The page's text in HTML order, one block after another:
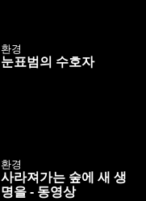
환경
눈표범의 수호자
환경
사라져가는 숲에 새 생
명을 - 동영상